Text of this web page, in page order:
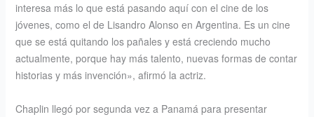
interesa más lo que está pasando aquí con el cine de los
jóvenes, como el de Lisandro Alonso en Argentina. Es un cine
que se está quitando los pañales y está creciendo mucho
actualmente, porque hay más talento, nuevas formas de contar
historias y más invención», afirmó la actriz.
Chaplin llegó por segunda vez a Panamá para presentar